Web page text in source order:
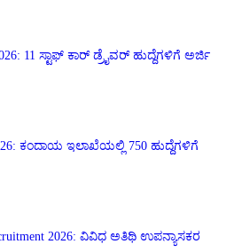
11 ಸ್ಟಾಫ್ ಕಾರ್ ಡ್ರೈವರ್ ಹುದ್ದೆಗಳಿಗೆ ಅರ್ಜಿ
ಕಂದಾಯ ಇಲಾಖೆಯಲ್ಲಿ 750 ಹುದ್ದೆಗಳಿಗೆ
2026: ವಿವಿಧ ಅತಿಥಿ ಉಪನ್ಯಾಸಕರ